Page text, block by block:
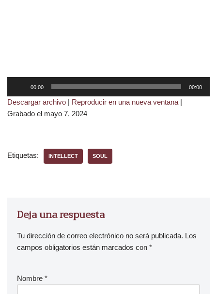
p
r
u
00:00 00:00
Descargar archivo | Reproducir en una nueva ventana |
Grabado el mayo 7, 2024
Etiquetas: INTELLECT SOUL
Deja una respuesta
Tu dirección de correo electrónico no será publicada. Los
campos obligatorios están marcados con *
Nombre *